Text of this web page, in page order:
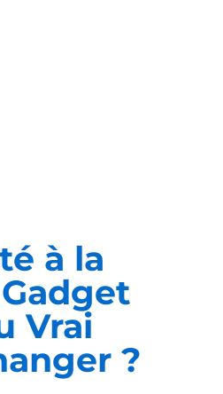
à la
Vrai
?